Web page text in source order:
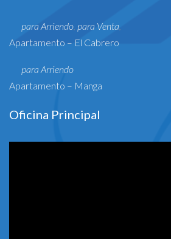
para Arriendo, para Venta,
Apartamento – El Cabrero
para Arriendo
Apartamento – Manga
Oficina Principal